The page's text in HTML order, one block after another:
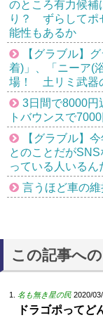
のところ有力候補
り？ ずらしてポ
能性もあるか
【グラブル】
着)」、「ニーア(
場！ 土リミ武器
3日間で8000円
トバウンスで
【グラブル】
とのことだが
っている人いるん
言うほど車の
この記事へ
名も無き星の民 2020/
ドラゴポってど